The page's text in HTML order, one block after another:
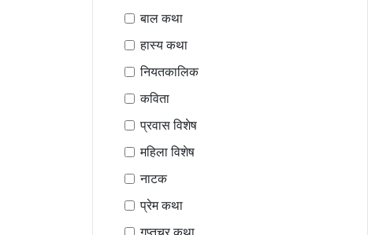
बाल कथा
हास्य कथा
नियतकालिक
कविता
प्रवास विशेष
महिला विशेष
नाटक
प्रेम कथा